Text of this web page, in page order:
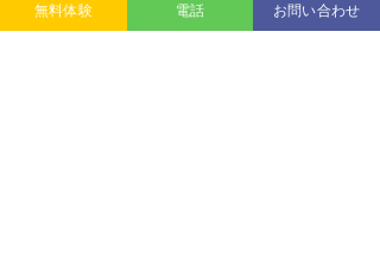
無料体験 電話 お問い合わせ